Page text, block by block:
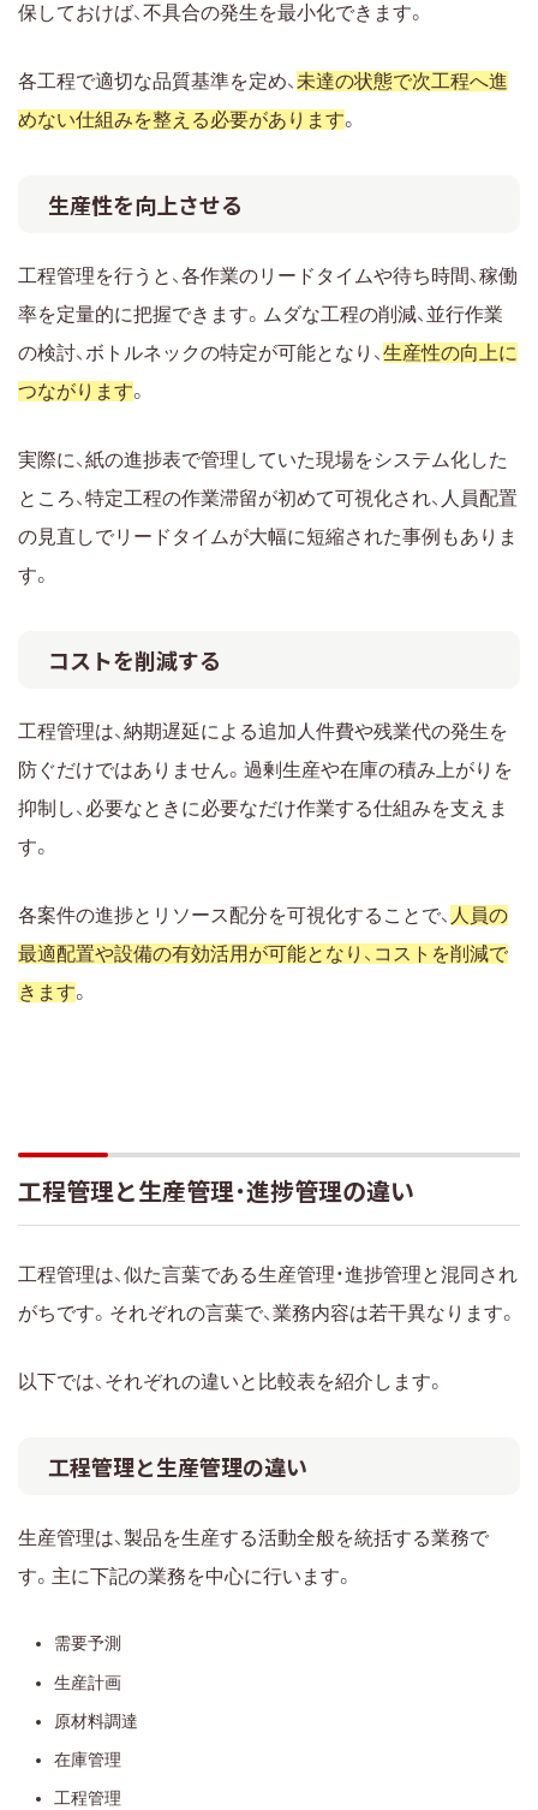
保しておけば、不具合の発生を最小化できます。
各工程で適切な品質基準を定め、未達の状態で次工程へ進
めない仕組みを整える必要があります。
生産性を向上させる
工程管理を行うと、各作業のリードタイムや待ち時間、稼働
率を定量的に把握できます。ムダな工程の削減、並行作業
の検討、ボトルネックの特定が可能となり、生産性の向上に
つながります。
実際に、紙の進捗表で管理していた現場をシステム化した
ところ、特定工程の作業滞留が初めて可視化され、人員配置
の見直しでリードタイムが大幅に短縮された事例もありま
す。
コストを削減する
工程管理は、納期遅延による追加人件費や残業代の発生を
防ぐだけではありません。過剰生産や在庫の積み上がりを
抑制し、必要なときに必要なだけ作業する仕組みを支えま
す。
各案件の進捗とリソース配分を可視化することで、 人員の
最適配置や設備の有効活用が可能となり、コストを削減で
きます。
工程管理と生産管理・進捗管理の違い
工程管理は、似た言葉である生産管理・進捗管理と混同され
がちです。それぞれの言葉で、業務内容は若干異なります。
以下では、それぞれの違いと比較表を紹介します。
工程管理と生産管理の違い
生産管理は、製品を生産する活動全般を統括する業務で
す。主に下記の業務を中心に行います。
需要予測
生産計画
原材料調達
在庫管理
工程管理